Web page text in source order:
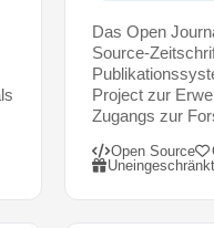
Das Open
Source-
Project zur
Zugangs zur
Open Source